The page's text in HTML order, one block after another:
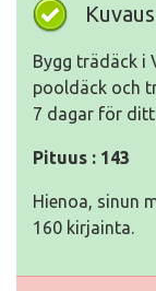
Kuvaus
Bygg trädäck i
pooldäck och
7 dagar för
Pituus : 143
Hienoa, sinun
160 kirjainta.